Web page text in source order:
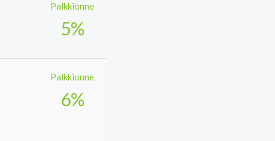
Palkkionne
5%
Palkkionne
6%